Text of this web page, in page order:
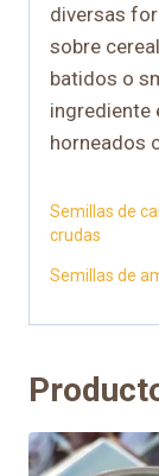
diversas
sobre
batidos o
ingrediente
horneados
Semillas de
crudas
Semillas de